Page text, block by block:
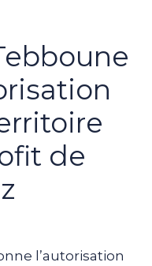
de
l’autorisation